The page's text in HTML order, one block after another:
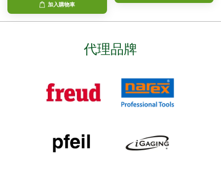
加入購物車
代理品牌